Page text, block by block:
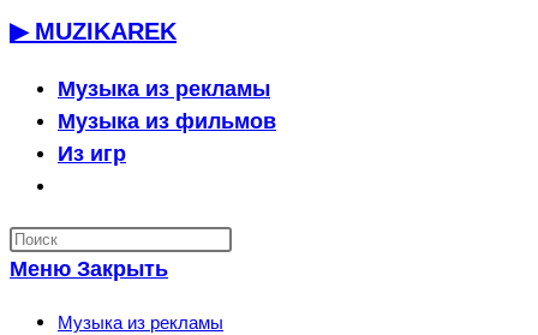
Перейти
содержимому
▶ MUZIKAREK
Музыка из рекламы
Музыка из фильмов
Из игр
по
веб-
сайту
Меню Закрыть
Музыка из рекламы